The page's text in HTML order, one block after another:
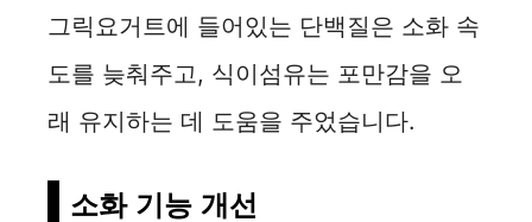
그릭요거트에 들어있는 단백질은 소화 속
도를 늦춰주고, 식이섬유는 포만감을 오
래 유지하는 데 도움을 주었습니다.
소화 기능 개선